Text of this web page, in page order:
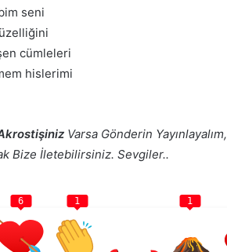
seni
cümleleri
hislerimi
Varsa Gönderin Yayınlayalım,
Bize İletebilirsiniz. Sevgiler..
6 1 1